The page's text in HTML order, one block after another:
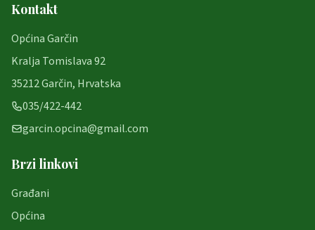
Kontakt
Općina Garčin
Kralja Tomislava 92
35212 Garčin, Hrvatska
035/422-442
garcin.opcina@gmail.com
Brzi linkovi
Građani
Općina